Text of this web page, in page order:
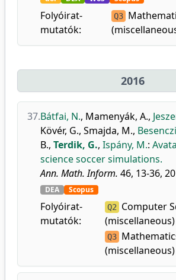
Folyóirat-
mutatók:
Q3
2016
37.Bátfai, N., Mamenyák, A.,
Kövér, G., Smajda, M.,
B., Terdik, G., Ispány, M.:
science soccer simulations.
Ann. Math. Inform. 46, 13-36,
DEA Scopus
Folyóirat-
mutatók:
Q2
Computer
(miscellaneous)
Q3
(miscellaneous)